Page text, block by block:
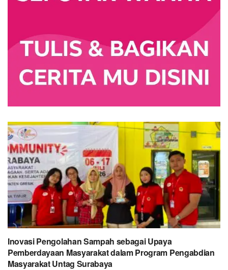
Inovasi Pengolahan Sampah sebagai Upaya
Pemberdayaan Masyarakat dalam Program Pengabdian
Masyarakat Untag Surabaya